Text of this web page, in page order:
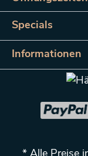
Specials
Informationen
* Alle Preise